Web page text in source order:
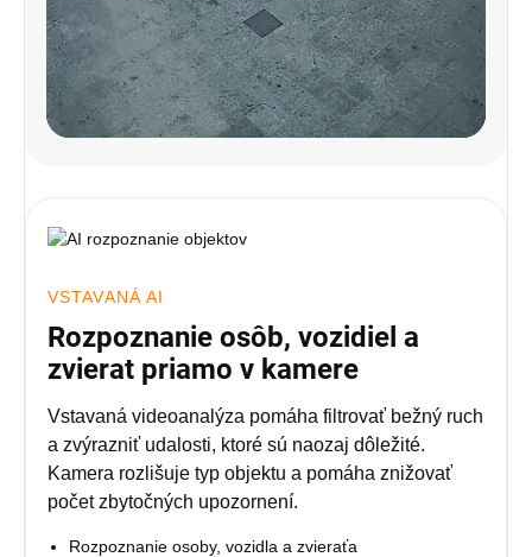
VSTAVANÁ AI
Rozpoznanie osôb, vozidiel a
zvierat priamo v kamere
Vstavaná videoanalýza pomáha filtrovať bežný ruch
a zvýrazniť udalosti, ktoré sú naozaj dôležité.
Kamera rozlišuje typ objektu a pomáha znižovať
počet zbytočných upozornení.
Rozpoznanie osoby, vozidla a zvieraťa